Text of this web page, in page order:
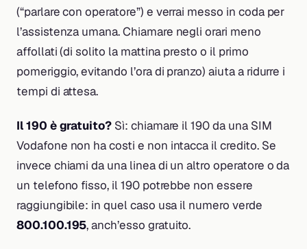
(“parlare con operatore”) e verrai messo in coda per
l’assistenza umana. Chiamare negli orari meno
affollati (di solito la mattina presto o il primo
pomeriggio, evitando l’ora di pranzo) aiuta a ridurre i
tempi di attesa.
Il 190 è gratuito? Sì: chiamare il 190 da una SIM
Vodafone non ha costi e non intacca il credito. Se
invece chiami da una linea di un altro operatore o da
un telefono fisso, il 190 potrebbe non essere
raggiungibile: in quel caso usa il numero verde
800.100.195, anch’esso gratuito.